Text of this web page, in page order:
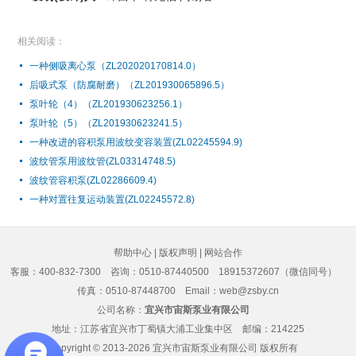
相关阅读：
一种侧吸离心泵（ZL202020170814.0）
后吸式泵（防腐耐磨）（ZL201930065896.5）
泵叶轮（4）（ZL201930623256.1）
泵叶轮（5）（ZL201930623241.5）
一种改进的容积泵用波纹变容装置(ZL02245594.9)
波纹管泵用波纹管(ZL03314748.5)
波纹管容积泵(ZL02286609.4)
一种对置往复运动装置(ZL02245572.8)
帮助中心 | 版权声明 | 网站合作
客服：400-832-7300
咨询：0510-87440500 18915372607（微信同号）
传真：0510-87448700 Email：web@zsby.cn
公司名称： 宜兴市宙斯泵业有限公司
地址：江苏省宜兴市丁蜀镇大浦工业集中区 邮编：214225
Copyright © 2013-2026 宜兴市宙斯泵业有限公司 版权所有